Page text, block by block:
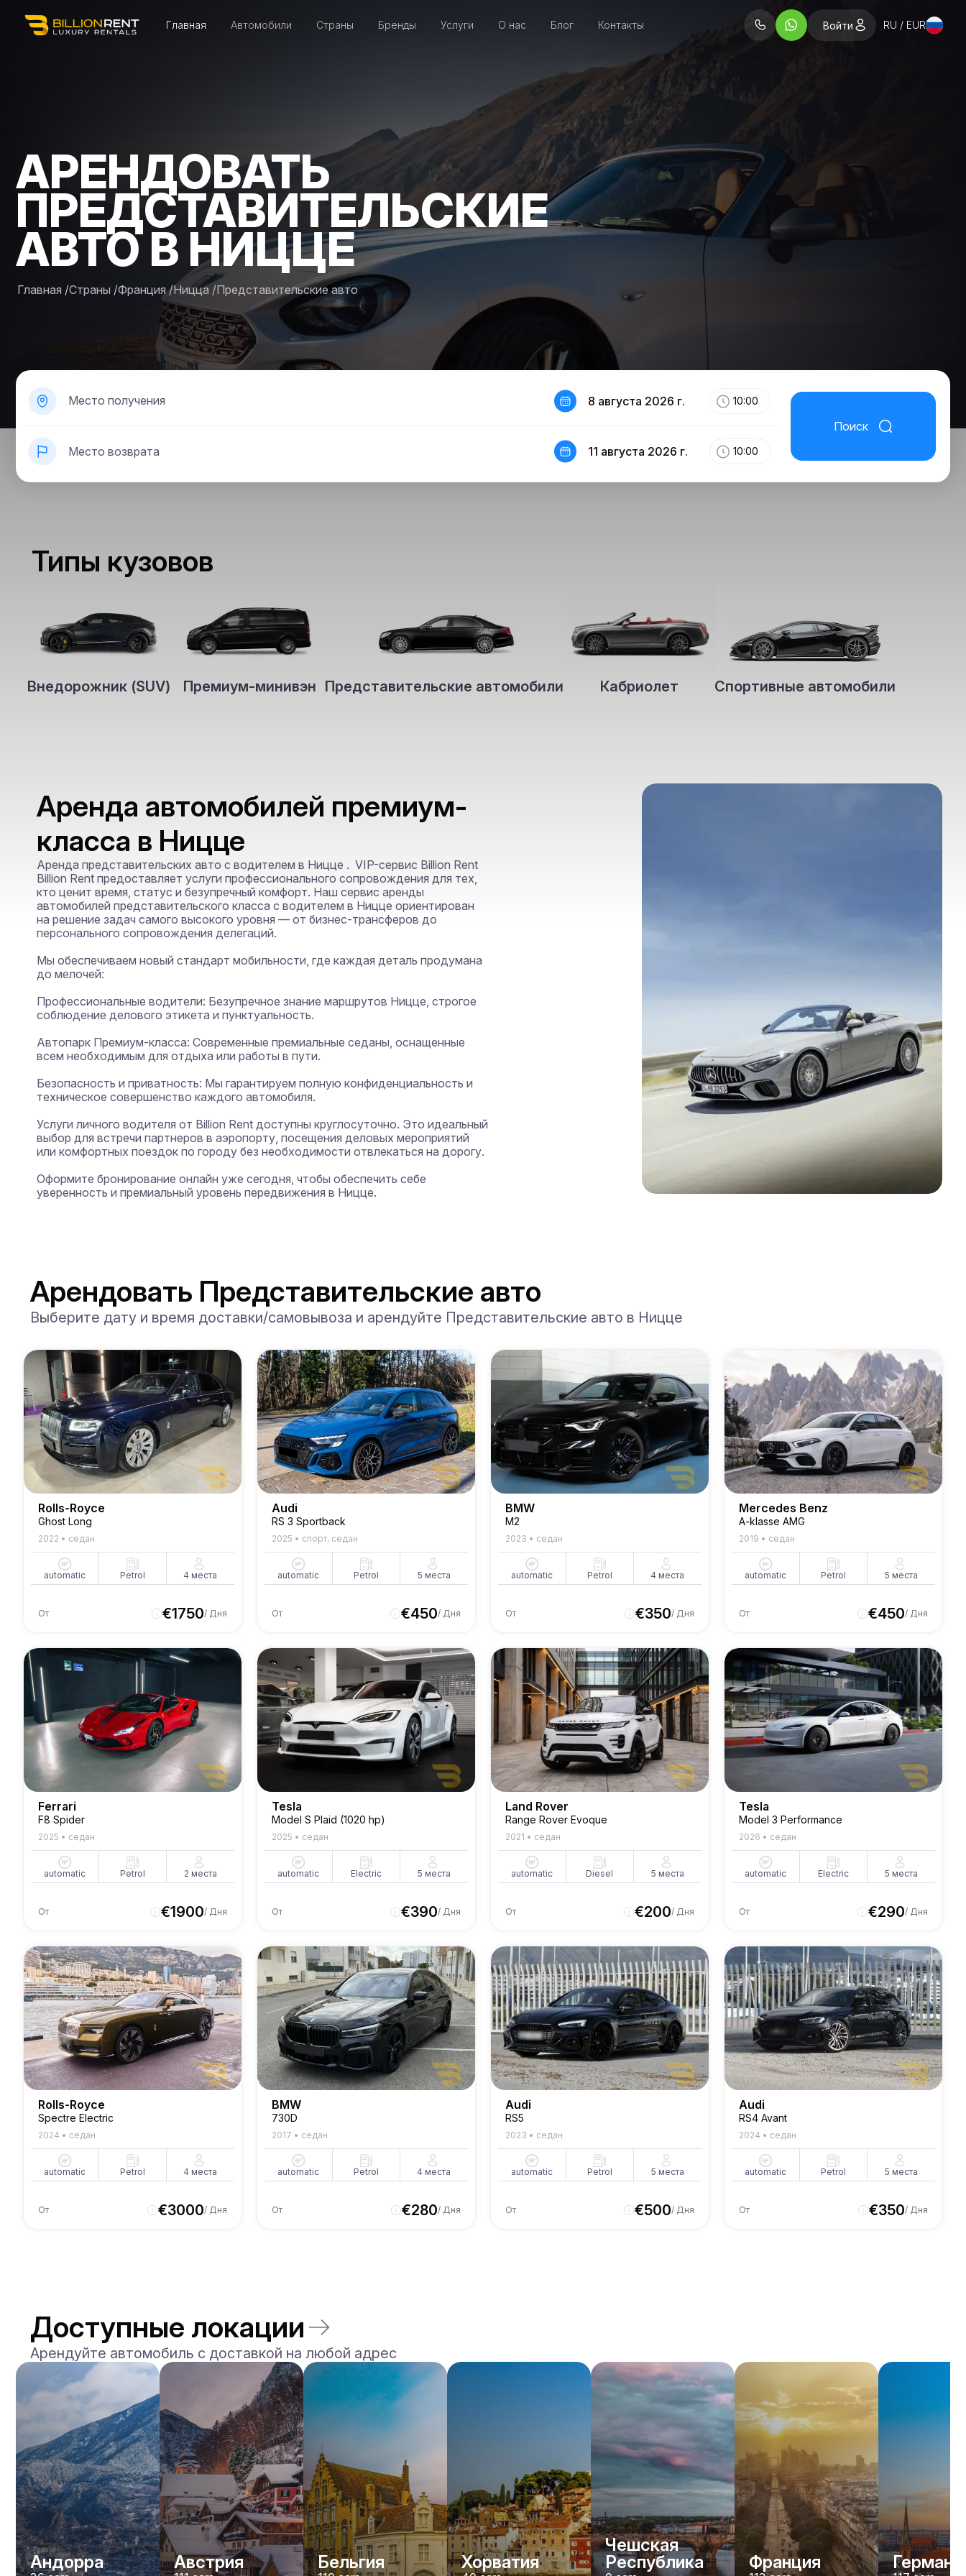
Главная Автомобили Страны Бренды Услуги О нас Блог Контакты Войти RU / EUR
АРЕНДОВАТЬ
ПРЕДСТАВИТЕЛЬСКИЕ
АВТО В НИЦЦЕ
Главная /Страны /Франция /Ницца /Представительские авто
Место получения
Место возврата
8 августа 2026 г. 10:00
11 августа 2026 г. 10:00
Поиск
Типы кузовов
Внедорожник (SUV) Премиум-минивэн Представительские автомобили Кабриолет Спортивные автомобили
Аренда автомобилей премиум-
класса в Ницце
Аренда представительских авто с водителем в Ницце .  VIP-сервис Billion Rent
Billion Rent предоставляет услуги профессионального сопровождения для тех,
кто ценит время, статус и безупречный комфорт. Наш сервис аренды
автомобилей представительского класса с водителем в Ницце ориентирован
на решение задач самого высокого уровня — от бизнес-трансферов до
персонального сопровождения делегаций.
Мы обеспечиваем новый стандарт мобильности, где каждая деталь продумана
до мелочей:
Профессиональные водители: Безупречное знание маршрутов Ницце, строгое
соблюдение делового этикета и пунктуальность.
Автопарк Премиум-класса: Современные премиальные седаны, оснащенные
всем необходимым для отдыха или работы в пути.
Безопасность и приватность: Мы гарантируем полную конфиденциальность и
техническое совершенство каждого автомобиля.
Услуги личного водителя от Billion Rent доступны круглосуточно. Это идеальный
выбор для встречи партнеров в аэропорту, посещения деловых мероприятий
или комфортных поездок по городу без необходимости отвлекаться на дорогу.
Оформите бронирование онлайн уже сегодня, чтобы обеспечить себе
уверенность и премиальный уровень передвижения в Ницце.
Арендовать Представительские авто
Выберите дату и время доставки/самовывоза и арендуйте Представительские авто в Ницце
Rolls-Royce
Ghost Long
2022 • седан
automatic Petrol 4 места
От €1750/ Дня
Audi
RS 3 Sportback
2025 • спорт, седан
automatic Petrol 5 места
От €450/ Дня
BMW
M2
2023 • седан
automatic Petrol 4 места
От €350/ Дня
Mercedes Benz
A-klasse AMG
2019 • седан
automatic Petrol 5 места
От €450/ Дня
Ferrari
F8 Spider
2025 • седан
automatic Petrol 2 места
От €1900/ Дня
Tesla
Model S Plaid (1020 hp)
2025 • седан
automatic Electric 5 места
От €390/ Дня
Land Rover
Range Rover Evoque
2021 • седан
automatic Diesel 5 места
От €200/ Дня
Tesla
Model 3 Performance
2026 • седан
automatic Electric 5 места
От €290/ Дня
Rolls-Royce
Spectre Electric
2024 • седан
automatic Petrol 4 места
От €3000/ Дня
BMW
730D
2017 • седан
automatic Petrol 4 места
От €280/ Дня
Audi
RS5
2023 • седан
automatic Petrol 5 места
От €500/ Дня
Audi
RS4 Avant
2024 • седан
automatic Petrol 5 места
От €350/ Дня
Доступные локации
Арендуйте автомобиль с доставкой на любой адрес
Андорра Австрия Бельгия Хорватия
Чешская
Республика
Франция